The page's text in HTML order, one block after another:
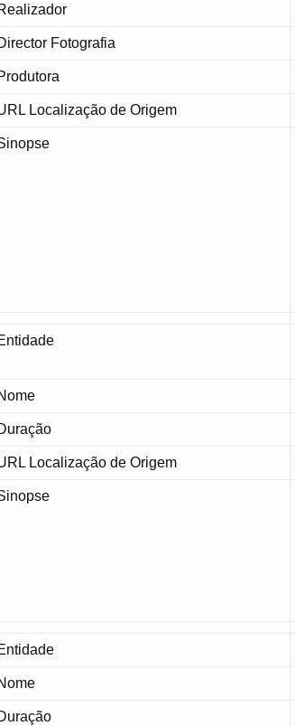
Fotografia
Localização de Origem
Localização de Origem